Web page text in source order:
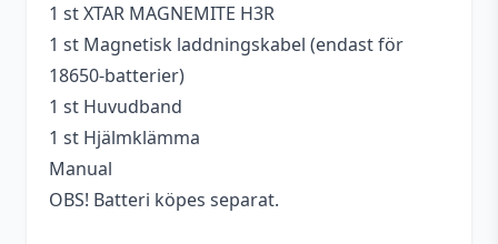
1 st XTAR MAGNEMITE H3R
1 st Magnetisk laddningskabel (endast för
18650-batterier)
1 st Huvudband
1 st Hjälmklämma
Manual
OBS! Batteri köpes separat.
Lägg till en recension
Du måste vara inloggad för att skriva en
recension.